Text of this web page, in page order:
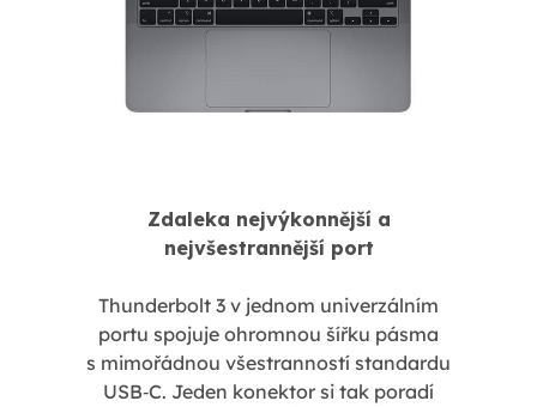
Zdaleka nejvýkonnější a
nejvšestrannější port
Thunderbolt 3 v jednom univerzálním
portu spojuje ohromnou šířku pásma
s mimořádnou všestranností standardu
USB‑C. Jeden konektor si tak poradí